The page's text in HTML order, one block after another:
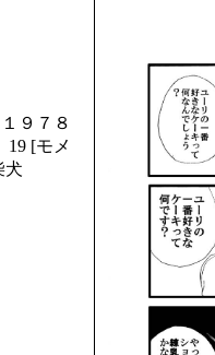
９７８
[モメ
犬